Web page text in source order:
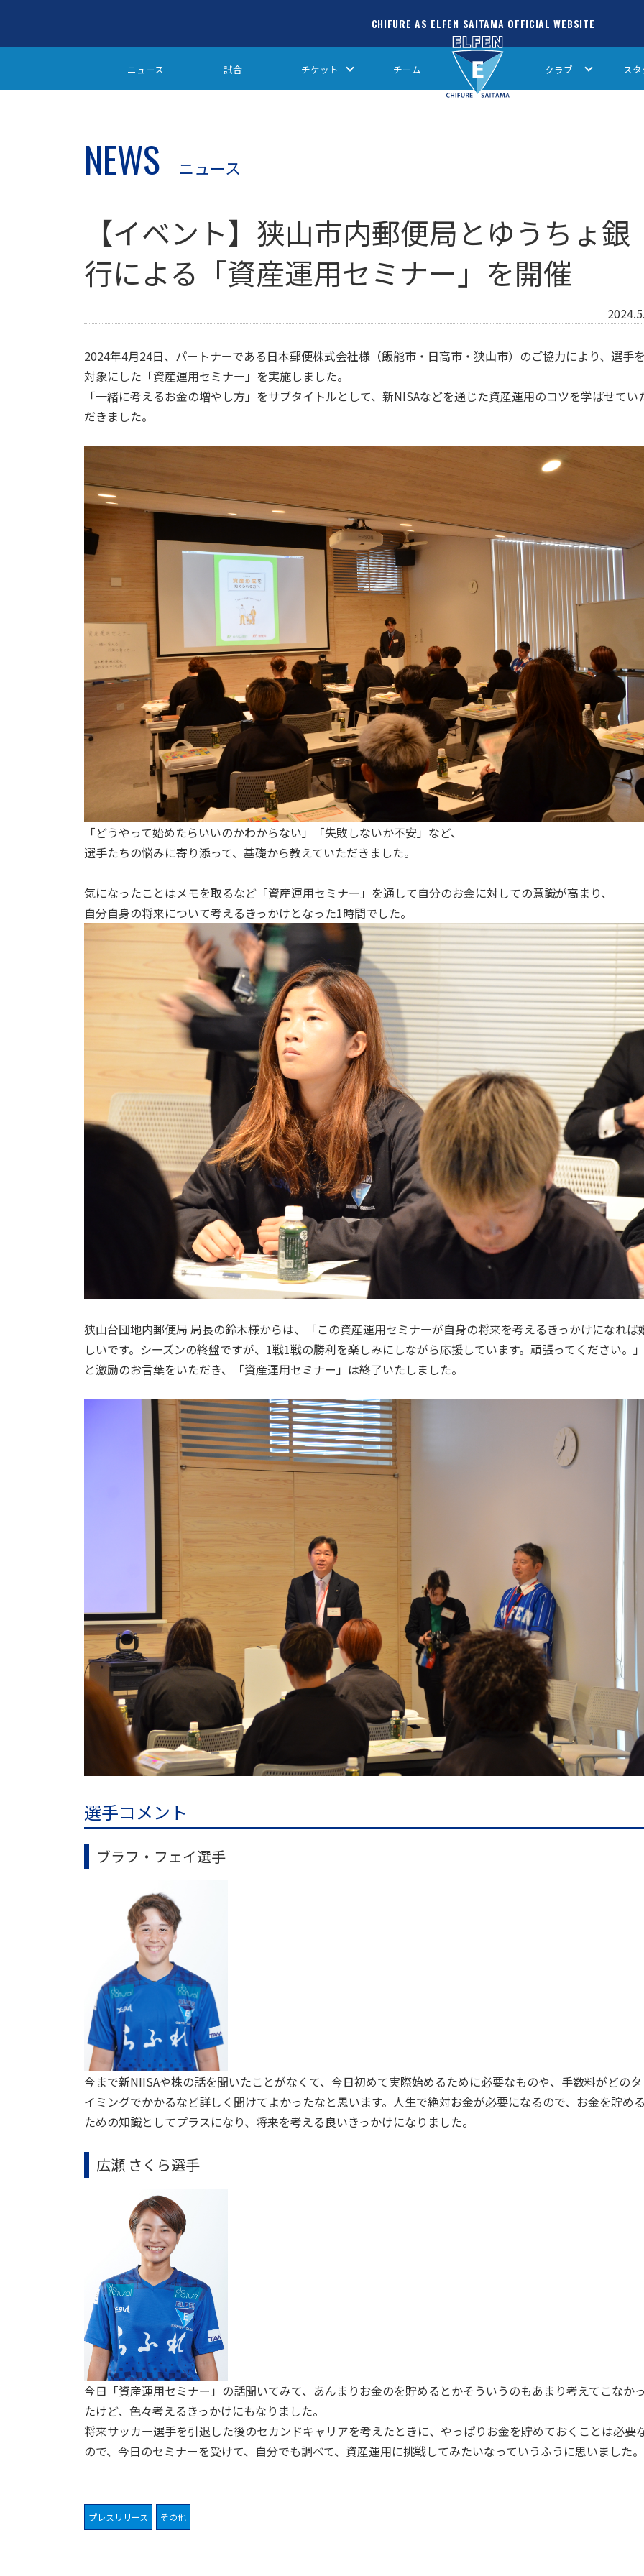
CHIFURE AS ELFEN SAITAMA OFFICIAL WEBSITE
ニュース 試合 チケット チーム クラブ ス
NEWS ニュース
【イベント】狭山市内郵便局とゆうちょ銀
行による「資産運用セミナー」を開催
2024年4月24日、パートナーである日本郵便株式会社様（飯能市・日高市・狭山市）のご協力により、選手
対象にした「資産運用セミナー」を実施しました。
「一緒に考えるお金の増やし方」をサブタイトルとして、新NISAなどを通じた資産運用のコツを学ばせてい
だきました。
「どうやって始めたらいいのかわからない」「失敗しないか不安」など、
選手たちの悩みに寄り添って、基礎から教えていただきました。
気になったことはメモを取るなど「資産運用セミナー」を通して自分のお金に対しての意識が高まり、
自分自身の将来について考えるきっかけとなった1時間でした。
狭山台団地内郵便局 局長の鈴木様からは、「この資産運用セミナーが自身の将来を考えるきっかけになれば
しいです。シーズンの終盤ですが、1戦1戦の勝利を楽しみにしながら応援しています。頑張ってください。」
と激励のお言葉をいただき、「資産運用セミナー」は終了いたしました。
選手コメント
ブラフ・フェイ選手
今まで新NIISAや株の話を聞いたことがなくて、今日初めて実際始めるために必要なものや、手数料がどのタ
イミングでかかるなど詳しく聞けてよかったなと思います。人生で絶対お金が必要になるので、お金を貯め
ための知識としてプラスになり、将来を考える良いきっかけになりました。
広瀬 さくら選手
今日「資産運用セミナー 」の話聞いてみて、あんまりお金のを貯めるとかそういうのもあまり考えてこなか
たけど、色々考えるきっかけにもなりました。
将来サッカー選手を引退した後のセカンドキャリアを考えたときに、やっぱりお金を貯めておくことは必要
ので、今日のセミナーを受けて、自分でも調べて、資産運用に挑戦してみたいなっていうふうに思いました。
プレスリリース その他